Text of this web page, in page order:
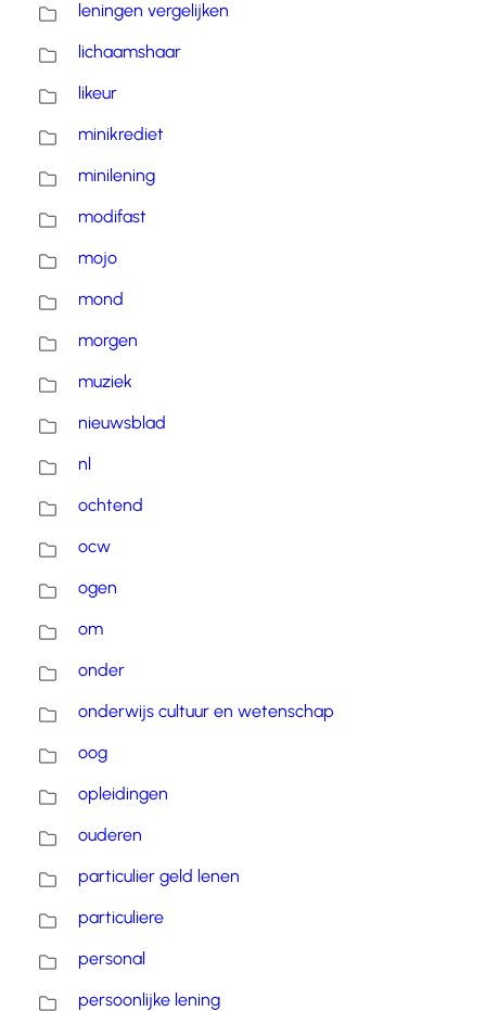
leningen vergelijken
lichaamshaar
likeur
minikrediet
minilening
modifast
mojo
mond
morgen
muziek
nieuwsblad
nl
ochtend
ocw
ogen
om
onder
onderwijs cultuur en wetenschap
oog
opleidingen
ouderen
particulier geld lenen
particuliere
personal
persoonlijke lening